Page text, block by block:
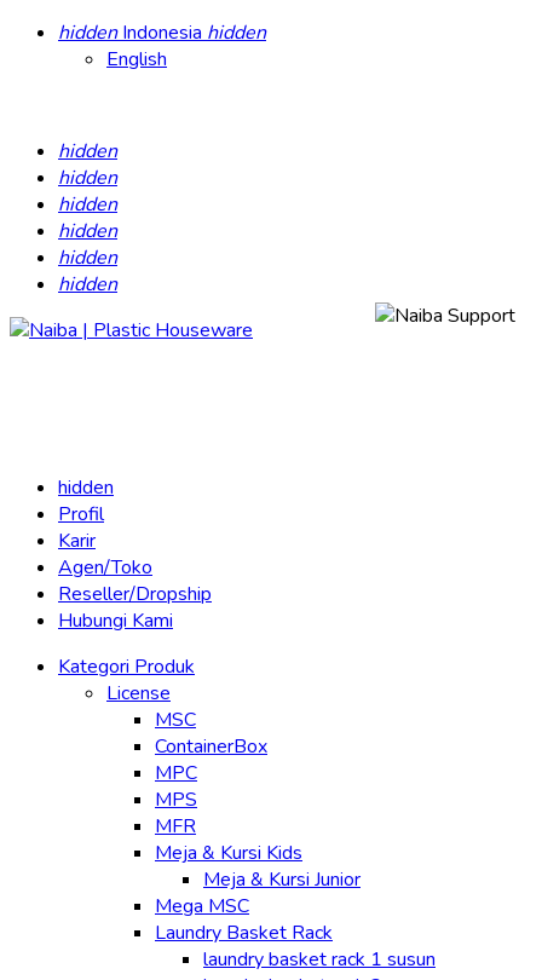
hiddenIndonesia hidden
English
hidden
hidden
hidden
hidden
hidden
hidden
hidden
Profil
Karir
Agen/Toko
Reseller/Dropship
Hubungi Kami
Kategori Produk
License
MSC
ContainerBox
MPC
MPS
MFR
Meja & Kursi Kids
Meja & Kursi Junior
Mega MSC
Laundry Basket Rack
laundry basket rack 1 susun